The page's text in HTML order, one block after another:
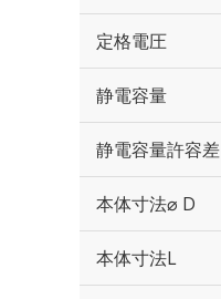
定格電圧
静電容量
静電容量許容差
本体寸法⌀ D
本体寸法L